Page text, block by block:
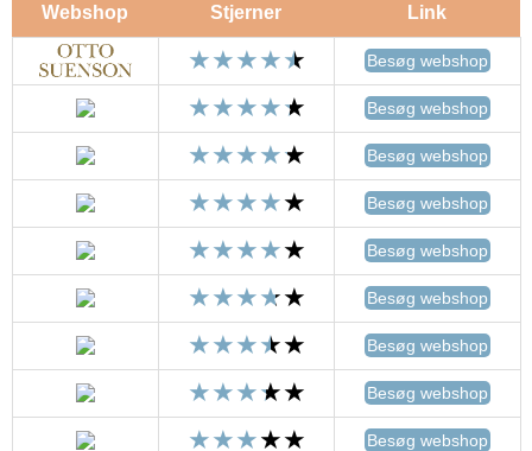
Webshop Stjerner Link
Besøg webshop
Besøg webshop
Besøg webshop
Besøg webshop
Besøg webshop
Besøg webshop
Besøg webshop
Besøg webshop
Besøg webshop